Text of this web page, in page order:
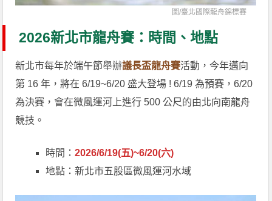
圖/臺北國際龍舟錦標賽
2026新北市龍舟賽：時間、地點
新北市每年於端午節舉辦議長盃龍舟賽活動，今年邁向
第 16 年，將在 6/19~6/20 盛大登場 ! 6/19 為預賽，6/20
為決賽，會在微風運河上進行 500 公尺的由北向南龍舟
競技。
時間：2026/6/19(五)~6/20(六)
地點：新北市五股區微風運河水域